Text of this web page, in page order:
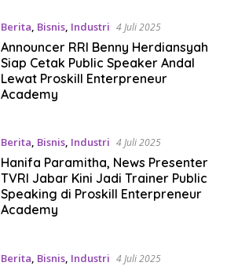
Berita, Bisnis, Industri 4 Juli 2025
Announcer RRI Benny Herdiansyah
Siap Cetak Public Speaker Andal
Lewat Proskill Enterpreneur
Academy
Berita, Bisnis, Industri 4 Juli 2025
Hanifa Paramitha, News Presenter
TVRI Jabar Kini Jadi Trainer Public
Speaking di Proskill Enterpreneur
Academy
Berita, Bisnis, Industri 4 Juli 2025